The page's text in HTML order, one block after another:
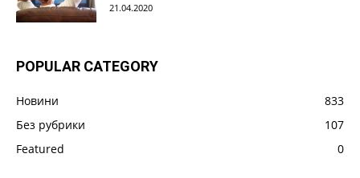
21.04.2020
POPULAR CATEGORY
Новини
833
Без рубрики
107
Featured
0